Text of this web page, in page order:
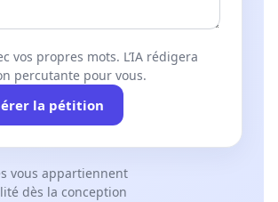
vos propres mots. L’IA rédigera
percutante pour vous.
la pétition
vous appartiennent
dès la conception